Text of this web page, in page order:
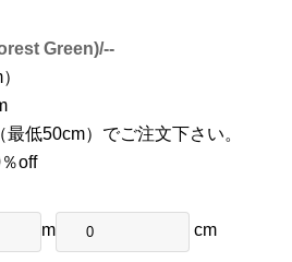
Green)/--
低50cm）でご注文下さい。
off
m cm